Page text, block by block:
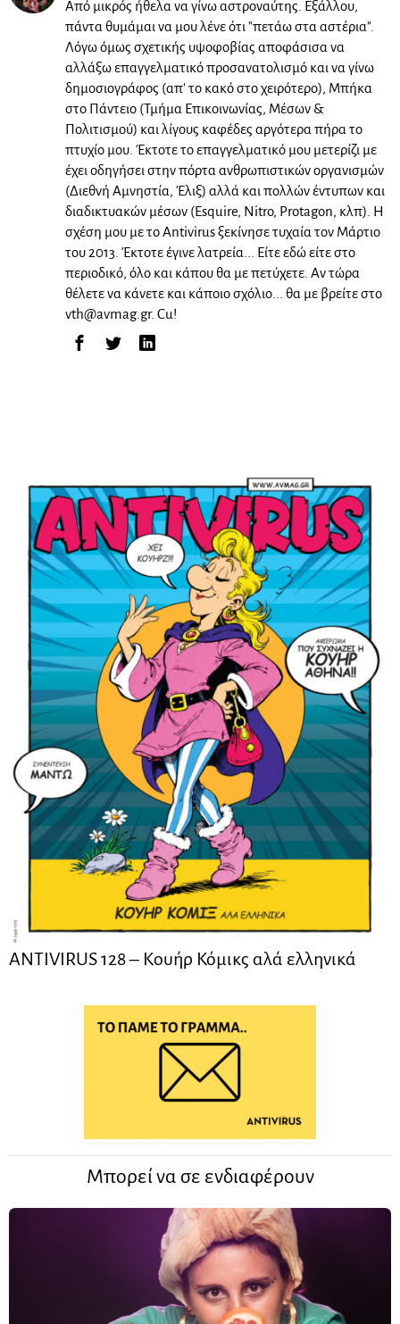
Από μικρός ήθελα να γίνω αστροναύτης. Εξάλλου,
πάντα θυμάμαι να μου λένε ότι "πετάω στα αστέρια".
Λόγω όμως σχετικής υψοφοβίας αποφάσισα να
αλλάξω επαγγελματικό προσανατολισμό και να γίνω
δημοσιογράφος (απ' το κακό στο χειρότερο), Μπήκα
στο Πάντειο (Τμήμα Επικοινωνίας, Μέσων &
Πολιτισμού) και λίγους καφέδες αργότερα πήρα το
πτυχίο μου. Έκτοτε το επαγγελματικό μου μετερίζι με
έχει οδηγήσει στην πόρτα ανθρωπιστικών οργανισμών
(Διεθνή Αμνηστία, Έλιξ) αλλά και πολλών έντυπων και
διαδικτυακών μέσων (Esquire, Nitro, Protagon, κλπ). Η
σχέση μου με το Antivirus ξεκίνησε τυχαία τον Μάρτιο
του 2013. Έκτοτε έγινε λατρεία... Είτε εδώ είτε στο
περιοδικό, όλο και κάπου θα με πετύχετε. Αν τώρα
θέλετε να κάνετε και κάποιο σχόλιο... θα με βρείτε στο
vth@avmag.gr. Cu!
ANTIVIRUS 128 – Kουήρ Κόμικς αλά ελληνικά
Μπορεί να σε ενδιαφέρουν